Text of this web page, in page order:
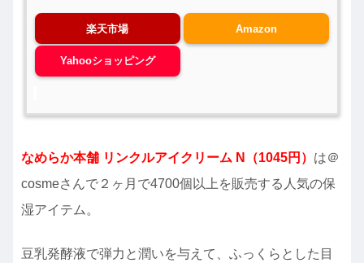
楽天市場 Amazon
Yahooショッピング
なめらか本舗 リンクルアイクリーム N（1045円） は＠
cosmeさんで２ヶ月で4700個以上を販売する人気の保
湿アイテム。
豆乳発酵液で弾力と潤いを与えて、ふっくらとした目